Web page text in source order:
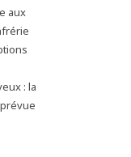
aux
: la